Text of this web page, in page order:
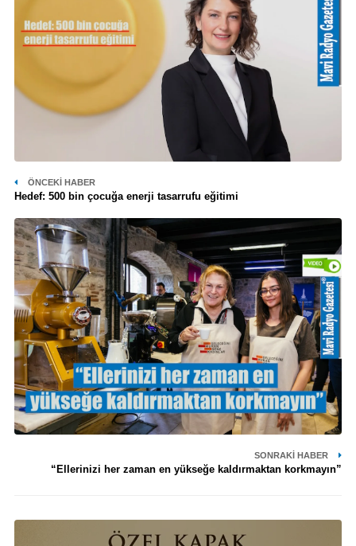
ÖNCEKI HABER
Hedef: 500 bin çocuğa enerji tasarrufu eğitimi
SONRAKI HABER
“Ellerinizi her zaman en yükseğe kaldırmaktan korkmayın”